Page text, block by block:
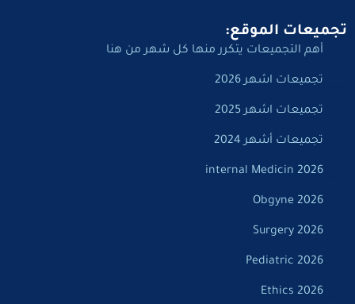
تجميعات الموقع:
أهم التجميعات يتكرر منها كل شهر من هنا
تجميعات اشهر 2026
تجميعات اشهر 2025
تجميعات أشهر 2024
internal Medicin 2026
Obgyne 2026
Surgery 2026
Pediatric 2026
Ethics 2026